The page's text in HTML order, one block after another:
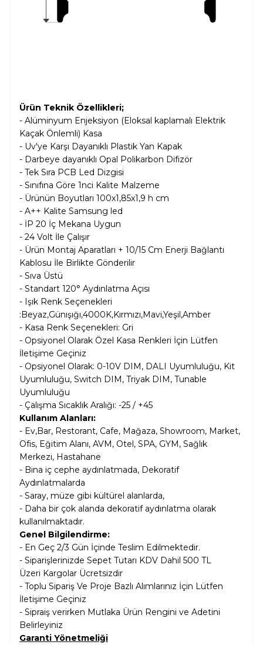
Ürün Teknik Özellikleri;
- Alüminyum Enjeksiyon (Eloksal kaplamalı Elektrik
Kaçak Önlemli) Kasa
- Uv'ye Karşı Dayanıklı Plastik Yan Kapak
- Darbeye dayanıklı Opal Polikarbon Difizör
- Tek Sıra PCB Led Dizgisi
- Sınıfına Göre 1nci Kalite Malzeme
- Ürünün Boyutları 100x1,85x1,9 h cm
- A++ Kalite Samsung led
- İP 20 İç Mekana Uygun
- 24 Volt İle Çalışır
- Ürün Montaj Aparatları + 10/15 Cm Enerji Bağlantı
Kablosu İle Birlikte Gönderilir
- Sıva Üstü
- Standart 120° Aydınlatma Açısı
- Işık Renk Seçenekleri
:Beyaz,Günışığı,4000K,Kırmızı,Mavi,Yeşil,Amber
- Kasa Renk Seçenekleri: Gri
- Opsiyonel Olarak Özel Kasa Renkleri İçin Lütfen
İletişime Geçiniz
- Opsiyonel Olarak: 0-10V DIM, DALI Uyumluluğu, Kit
Uyumluluğu, Switch DIM, Triyak DIM, Tunable
Uyumluluğu
- Çalışma Sıcaklık Aralığı: -25 / +45
Kullanım Alanları:
- Ev,Bar, Restorant, Cafe, Mağaza, Showroom, Market,
Ofis, Eğitim Alanı, AVM, Otel, SPA, GYM, Sağlık
Merkezi, Hastahane
- Bina iç cephe aydınlatmada, Dekoratif
Aydınlatmalarda
- Saray, müze gibi kültürel alanlarda,
- Daha bir çok alanda dekoratif aydınlatma olarak
kullanılmaktadır.
Genel Bilgilendirme:
- En Geç 2/3 Gün İçinde Teslim Edilmektedir.
- Siparişlerinizde Sepet Tutarı KDV Dahil 500 TL
Üzeri Kargolar Ücretsizdir
- Toplu Sipariş Ve Proje Bazlı Alımlarınız İçin Lütfen
İletişime Geçiniz
- Sipraiş verirken Mutlaka Ürün Rengini ve Adetini
Belirleyiniz
Garanti Yönetmeliği